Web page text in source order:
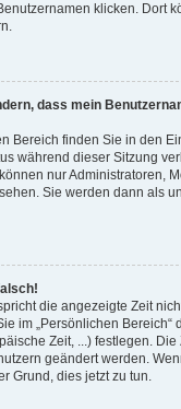
klicken. Dort
dass mein
Bereich finden Sie in den
während dieser Sitzung
nur Administratoren,
Sie werden dann als
die angezeigte Zeit
im „Persönlichen Bereich“
Zeit, ...) festlegen.
geändert werden.
Grund, dies jetzt zu tun.